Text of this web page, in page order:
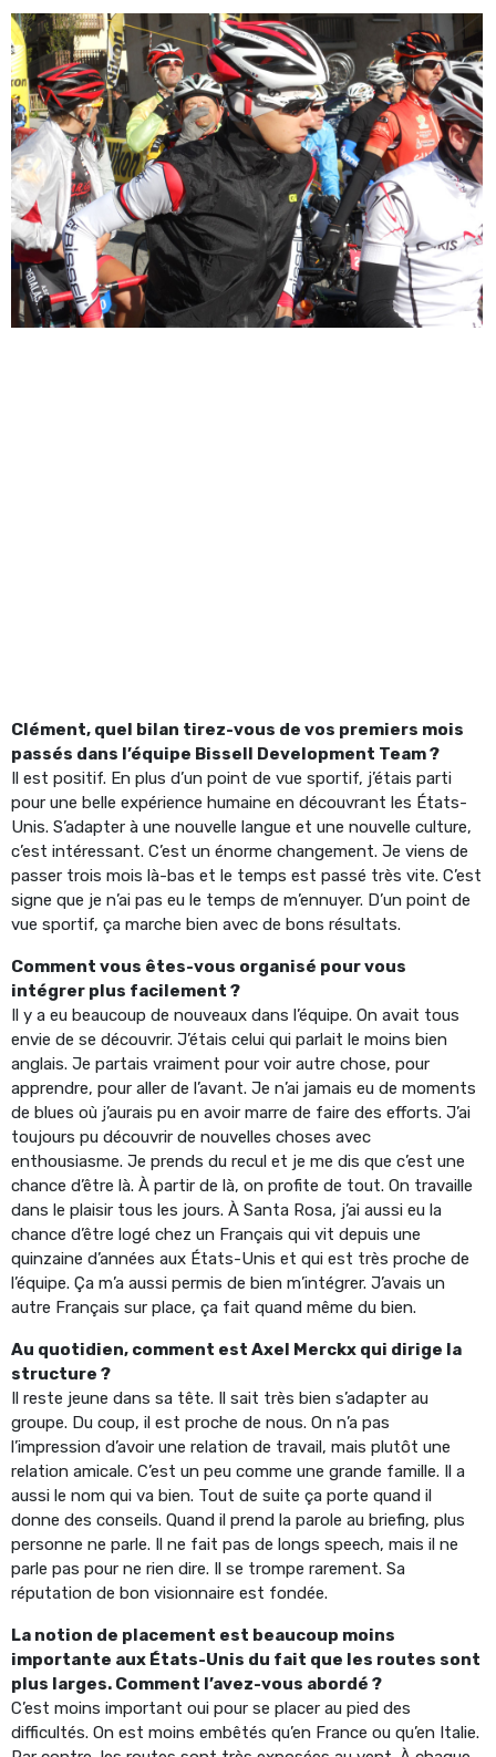
Clément, quel bilan tirez-vous de vos premiers mois
passés dans l’équipe Bissell Development Team ?
Il est positif. En plus d’un point de vue sportif, j’étais parti
pour une belle expérience humaine en découvrant les États-
Unis. S’adapter à une nouvelle langue et une nouvelle culture,
c’est intéressant. C’est un énorme changement. Je viens de
passer trois mois là-bas et le temps est passé très vite. C’est
signe que je n’ai pas eu le temps de m’ennuyer. D’un point de
vue sportif, ça marche bien avec de bons résultats.
Comment vous êtes-vous organisé pour vous
intégrer plus facilement ?
Il y a eu beaucoup de nouveaux dans l’équipe. On avait tous
envie de se découvrir. J’étais celui qui parlait le moins bien
anglais. Je partais vraiment pour voir autre chose, pour
apprendre, pour aller de l’avant. Je n’ai jamais eu de moments
de blues où j’aurais pu en avoir marre de faire des efforts. J’ai
toujours pu découvrir de nouvelles choses avec
enthousiasme. Je prends du recul et je me dis que c’est une
chance d’être là. À partir de là, on profite de tout. On travaille
dans le plaisir tous les jours. À Santa Rosa, j’ai aussi eu la
chance d’être logé chez un Français qui vit depuis une
quinzaine d’années aux États-Unis et qui est très proche de
l’équipe. Ça m’a aussi permis de bien m’intégrer. J’avais un
autre Français sur place, ça fait quand même du bien.
Au quotidien, comment est Axel Merckx qui dirige la
structure ?
Il reste jeune dans sa tête. Il sait très bien s’adapter au
groupe. Du coup, il est proche de nous. On n’a pas
l’impression d’avoir une relation de travail, mais plutôt une
relation amicale. C’est un peu comme une grande famille. Il a
aussi le nom qui va bien. Tout de suite ça porte quand il
donne des conseils. Quand il prend la parole au briefing, plus
personne ne parle. Il ne fait pas de longs speech, mais il ne
parle pas pour ne rien dire. Il se trompe rarement. Sa
réputation de bon visionnaire est fondée.
La notion de placement est beaucoup moins
importante aux États-Unis du fait que les routes sont
plus larges. Comment l’avez-vous abordé ?
C’est moins important oui pour se placer au pied des
difficultés. On est moins embêtés qu’en France ou qu’en Italie.